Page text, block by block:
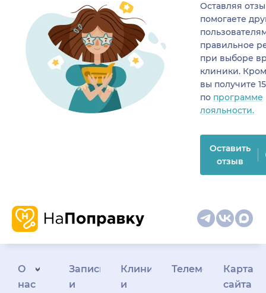
Оставляя
помогаете
правильное
при выборе
клиники.
вы получите
по программе
лояльности.
Оставить
отзыв
О
нас
Запись
и
Клиникам
и
Телемедицина
Карта
сайта